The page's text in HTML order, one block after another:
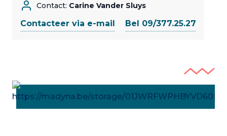
Contact: Carine Vander Sluys
Contacteer via e-mail Bel 09/377.25.27